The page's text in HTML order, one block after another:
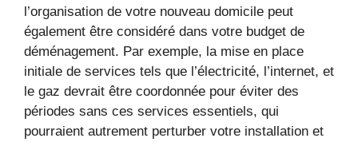
l’organisation de votre nouveau domicile peut
également être considéré dans votre budget de
déménagement. Par exemple, la mise en place
initiale de services tels que l’électricité, l’internet, et
le gaz devrait être coordonnée pour éviter des
périodes sans ces services essentiels, qui
pourraient autrement perturber votre installation et